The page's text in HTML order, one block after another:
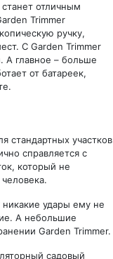
отличным
Trimmer
ручку,
С Garden Trimmer
А главное – больше
от батареек,
стандартных участков
справляется с
который не
удары ему не
А небольшие
Garden Trimmer.
садовый